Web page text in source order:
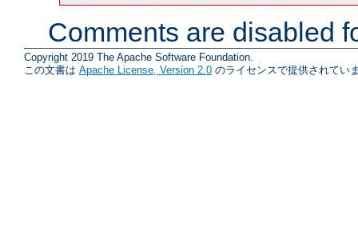
Comments are disabled
Copyright 2019 The Apache Software Foundation.
この文書は Apache License, Version 2.0 のライセンスで提供されてい